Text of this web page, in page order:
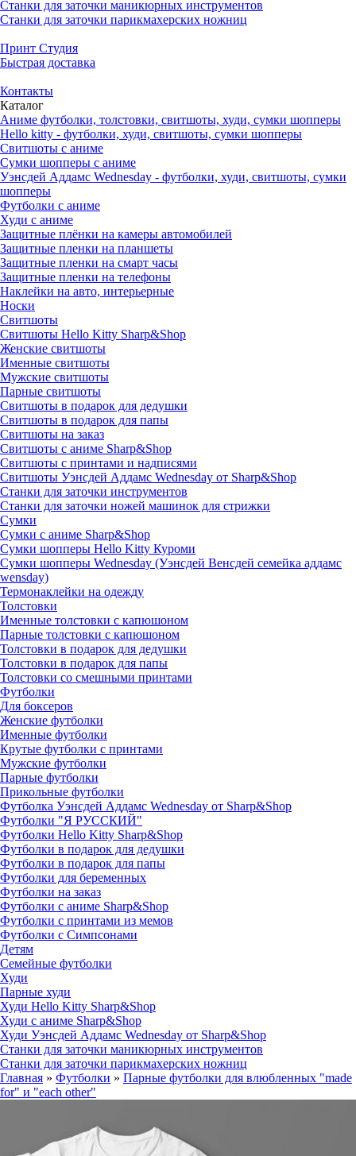
Станки для заточки маникюрных инструментов
Станки для заточки парикмахерских ножниц
Принт Студия
Быстрая доставка
Контакты
Каталог
Аниме футболки, толстовки, свитшоты, худи, сумки шопперы
Hello kitty - футболки, худи, свитшоты, сумки шопперы
Свитшоты с аниме
Сумки шопперы с аниме
Уэнсдей Аддамс Wednesday - футболки, худи, свитшоты, сумки
шопперы
Футболки с аниме
Худи с аниме
Защитные плёнки на камеры автомобилей
Защитные пленки на планшеты
Защитные пленки на смарт часы
Защитные пленки на телефоны
Наклейки на авто, интерьерные
Носки
Свитшоты
Cвитшоты Hello Kitty Sharp&Shop
Женские свитшоты
Именные свитшоты
Мужские свитшоты
Парные свитшоты
Свитшоты в подарок для дедушки
Свитшоты в подарок для папы
Свитшоты на заказ
Свитшоты с аниме Sharp&Shop
Свитшоты с принтами и надписями
Свитшоты Уэнсдей Аддамс Wednesday от Sharp&Shop
Станки для заточки инструментов
Станки для заточки ножей машинок для стрижки
Сумки
Сумки с аниме Sharp&Shop
Сумки шопперы Hello Kitty Куроми
Сумки шопперы Wednesday (Уэнсдей Венсдей семейка аддамс
wensday)
Термонаклейки на одежду
Толстовки
Именные толстовки с капюшоном
Парные толстовки с капюшоном
Толстовки в подарок для дедушки
Толстовки в подарок для папы
Толстовки со смешными принтами
Футболки
Для боксеров
Женские футболки
Именные футболки
Крутые футболки с принтами
Мужские футболки
Парные футболки
Прикольные футболки
Футболка Уэнсдей Аддамс Wednesday от Sharp&Shop
Футболки "Я РУССКИЙ"
Футболки Hello Kitty Sharp&Shop
Футболки в подарок для дедушки
Футболки в подарок для папы
Футболки для беременных
Футболки на заказ
Футболки с аниме Sharp&Shop
Футболки с принтами из мемов
Футболки с Симпсонами
Детям
Семейные футболки
Худи
Парные худи
Худи Hello Kitty Sharp&Shop
Худи с аниме Sharp&Shop
Худи Уэнсдей Аддамс Wednesday от Sharp&Shop
Станки для заточки маникюрных инструментов
Станки для заточки парикмахерских ножниц
Главная » Футболки » Парные футболки для влюбленных "made
for" и "each other"